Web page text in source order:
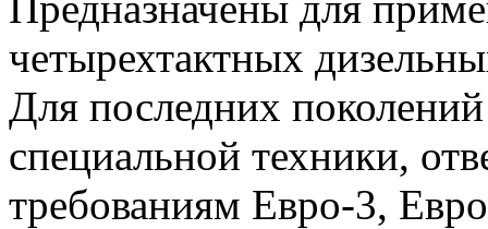
четырехтактных
Для последних
специальной техники,
требованиям Евро-3,